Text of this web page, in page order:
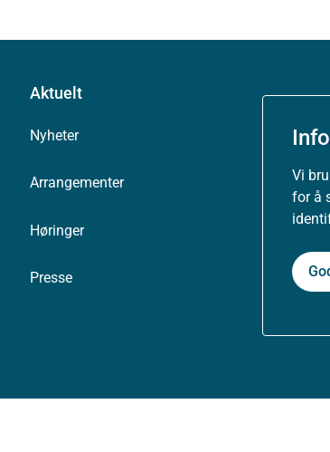
Vi
for å
Aktuelt
Nyheter
Arrangementer
Høringer
Presse